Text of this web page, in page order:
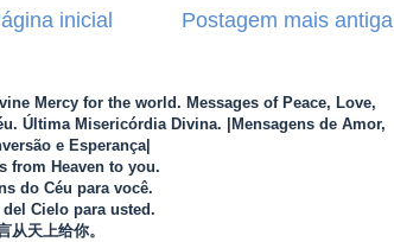
Postagem mais antiga
inicial
Mercy for the world. Messages of Peace, Love,
Última Misericórdia Divina. |Mensagens de Amor,
e Esperança|
from Heaven to you.
do Céu para você.
del Cielo para usted.
从天上给你。